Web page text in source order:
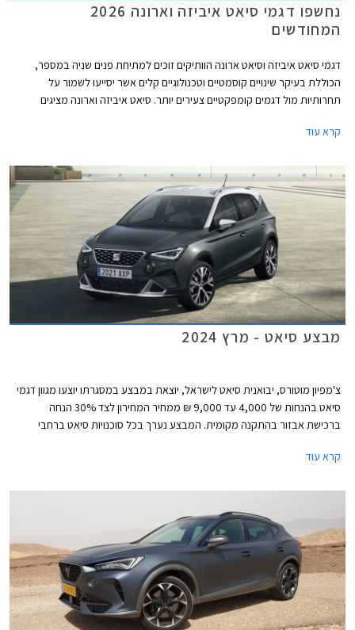
נחשפו דגמי סיאט איביזה וארונה 2026
המחודשים
דגמי סיאט איביזה וסיאט ארונה הוותיקים זוכים למתיחת פנים שניה במספר,
הכוללת בעיקר שינויים קוסמטיים וטכנולוגיים קלים אשר יסייעו לשמור על
תחרותיות מול דגמים קומפקטיים צעירים יותר. סיאט איביזה וארונה מציגים
קרא עוד
מבצע סיאט - מרץ 2024
צ'מפיון מוטורס, יבואנית סיאט לישראל, יוצאת במבצע במסגרתו יוצעו מגוון דגמי
סיאט בהנחות של 4,000 עד 9,000 ₪ ממחיר המחירון לצד 30% הנחה
ברכישת אבזור בהתקנה מקומית. המבצע נערך בכל סוכנויות סיאט ברחבי
קרא עוד